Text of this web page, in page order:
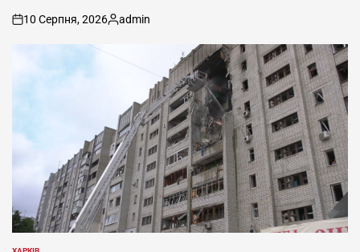
on
10 Серпня, 2026
Опубліковано
admin